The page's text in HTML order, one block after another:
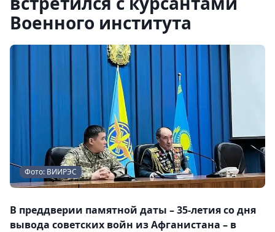
Военного института
Фото: ВИИРЭС
В преддверии памятной даты – 35-летия со дня
вывода советских войн из Афганистана – в